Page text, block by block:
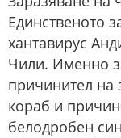
Единственото
хантавирус
Чили. Именно
причинител на
кораб и
белодробен